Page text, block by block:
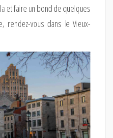
et faire un bond de quelques
rendez-vous dans le Vieux-